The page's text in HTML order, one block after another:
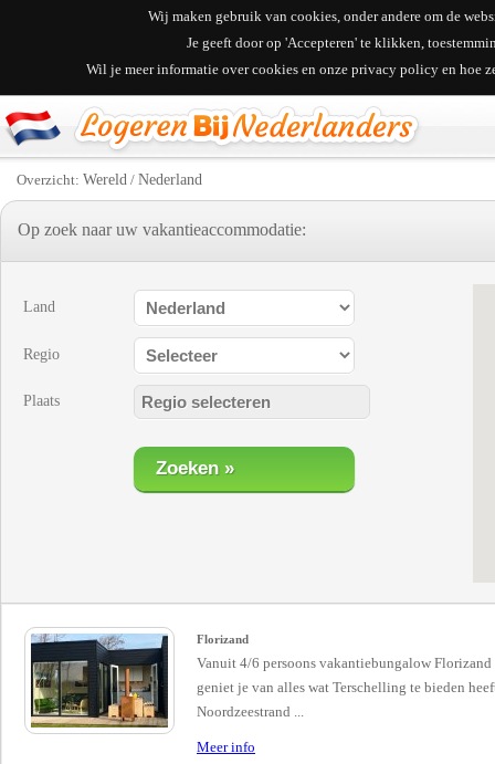
Wij maken gebruik van cookies, onder andere om de
Je geeft door op 'Accepteren' te klikken,
Wil je meer informatie over cookies en onze privacy policy en hoe
Overzicht: Wereld / Nederland
Op zoek naar uw vakantieaccommodatie:
Land
Regio
Plaats
Florizand
Vanuit 4/6 persoons vakantiebungalow Florizand
geniet je van alles wat Terschelling te bieden
Noordzeestrand ...
Meer info